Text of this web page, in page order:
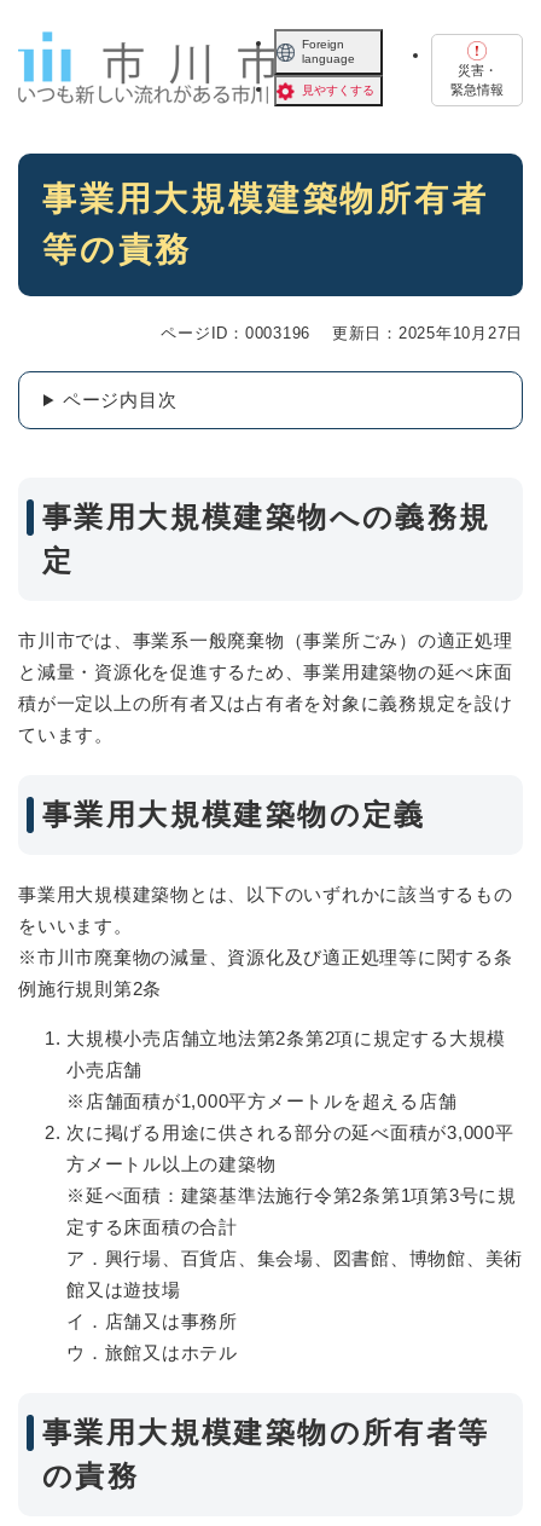
Foreign
language
見やすくする
災害・
緊急情報
本
事業用大規模建築物所有者
等の責務
ページID：0003196 更新日：2025年10月27日
ページ内目次
事業用大規模建築物への義務規
定
市川市では、事業系一般廃棄物（事業所ごみ）の適正処理
と減量・資源化を促進するため、事業用建築物の延べ床面
積が一定以上の所有者又は占有者を対象に義務規定を設け
ています。
事業用大規模建築物の定義
事業用大規模建築物とは、以下のいずれかに該当するもの
をいいます。
※市川市廃棄物の減量、資源化及び適正処理等に関する条
例施行規則第2条
大規模小売店舗立地法第2条第2項に規定する大規模
小売店舗
※店舗面積が1,000平方メートルを超える店舗
次に掲げる用途に供される部分の延べ面積が3,000平
方メートル以上の建築物
※延べ面積：建築基準法施行令第2条第1項第3号に規
定する床面積の合計
ア．興行場、百貨店、集会場、図書館、博物館、美術
館又は遊技場
イ．店舗又は事務所
ウ．旅館又はホテル
事業用大規模建築物の所有者等
の責務